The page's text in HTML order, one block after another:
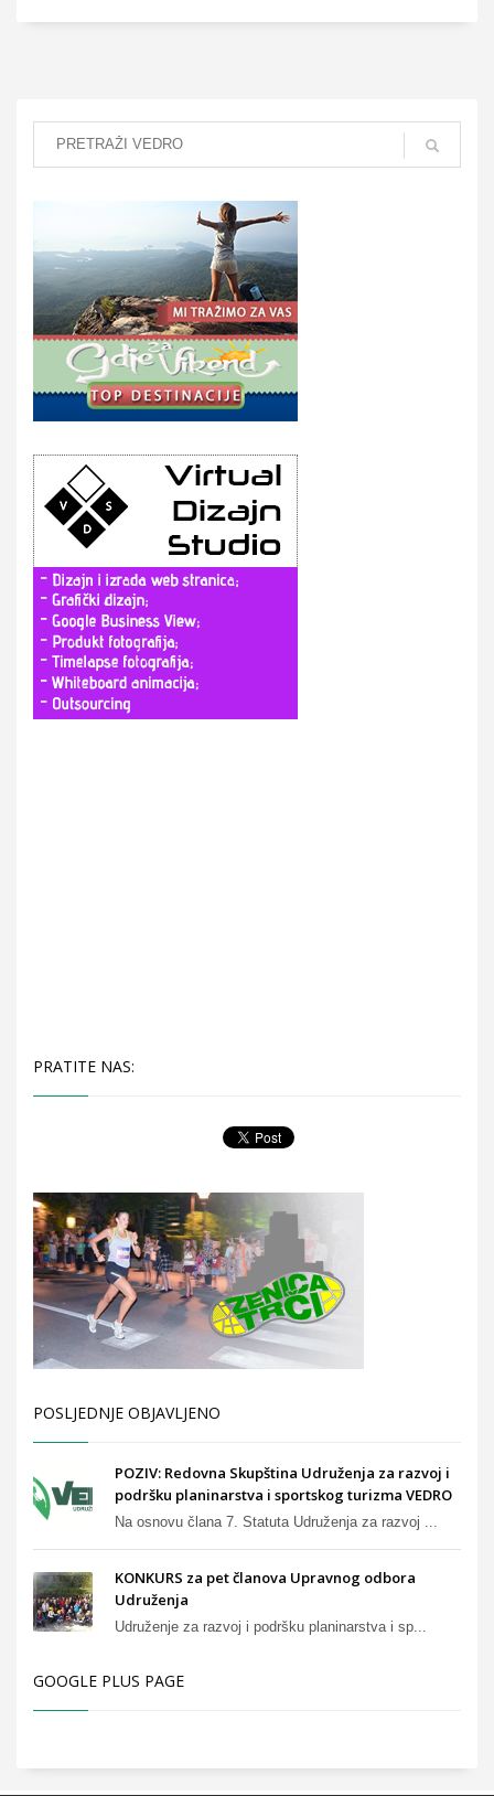
PRATITE NAS:
POSLJEDNJE OBJAVLJENO
POZIV: Redovna Skupština Udruženja za razvoj i
podršku planinarstva i sportskog turizma VEDRO
Na osnovu člana 7. Statuta Udruženja za razvoj ...
KONKURS za pet članova Upravnog odbora
Udruženja
Udruženje za razvoj i podršku planinarstva i sp...
GOOGLE PLUS PAGE